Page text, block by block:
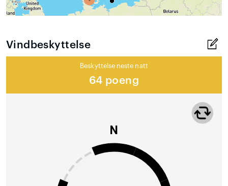
Vindbeskyttelse
Beskyttelse neste natt
64 poeng
N